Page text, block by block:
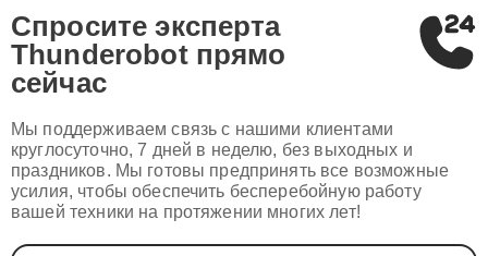
Спросите эксперта
Thunderobot прямо
сейчас
Мы поддерживаем связь с нашими клиентами
круглосуточно, 7 дней в неделю, без выходных и
праздников. Мы готовы предпринять все возможные
усилия, чтобы обеспечить бесперебойную работу
вашей техники на протяжении многих лет!